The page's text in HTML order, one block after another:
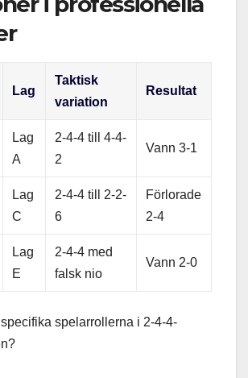
Lag
Taktisk
variation
Resultat
Lag
A
2-4-4 till 4-4-
2
Vann 3-1
Lag
C
2-4-4 till 2-2-
6
Förlorade
2-4
Lag
E
2-4-4 med
falsk nio
Vann 2-0